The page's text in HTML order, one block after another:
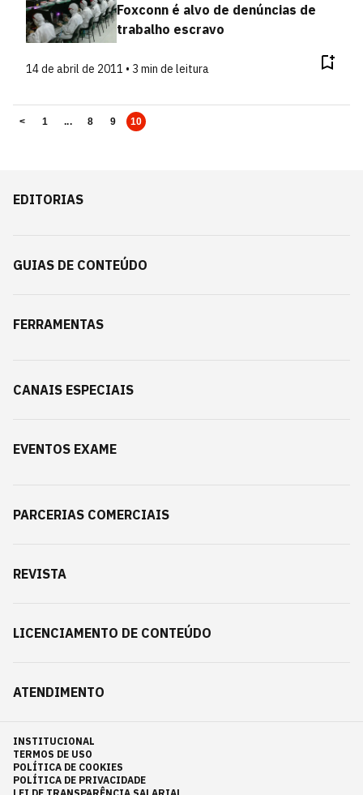
Foxconn é alvo de denúncias de
trabalho escravo
14 de abril de 2011 • 3 min de leitura
< 1 ... 8 9 10
EDITORIAS
GUIAS DE CONTEÚDO
FERRAMENTAS
CANAIS ESPECIAIS
EVENTOS EXAME
PARCERIAS COMERCIAIS
REVISTA
LICENCIAMENTO DE CONTEÚDO
ATENDIMENTO
INSTITUCIONAL
TERMOS DE USO
POLÍTICA DE COOKIES
POLÍTICA DE PRIVACIDADE